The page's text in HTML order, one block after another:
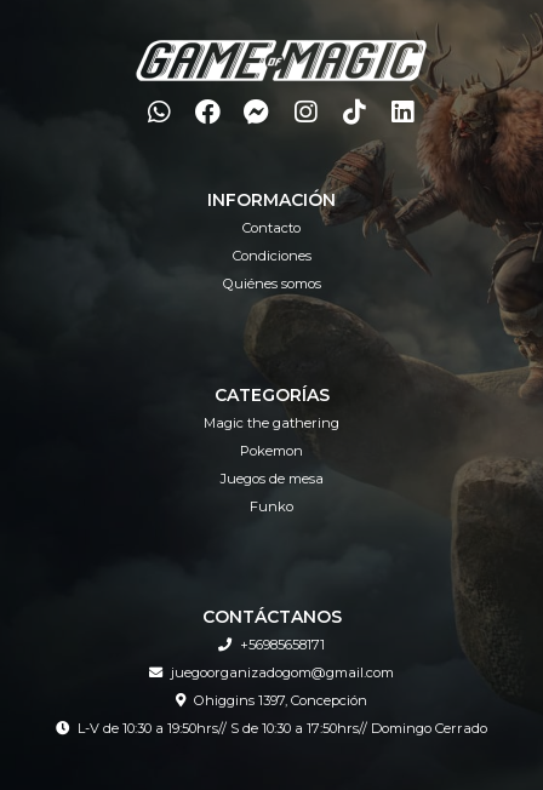
INFORMACIÓN
Contacto
Condiciones
Quiénes somos
CATEGORÍAS
Magic the gathering
Pokemon
Juegos de mesa
Funko
CONTÁCTANOS
+56985658171
juegoorganizadogom@gmail.com
Ohiggins 1397, Concepción
L-V de 10:30 a 19:50hrs// S de 10:30 a 17:50hrs// Domingo Cerrado